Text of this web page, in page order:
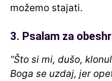
možemo stajati.
3. Psalam za
“Što si mi, dušo,
Boga se uzdaj, jer